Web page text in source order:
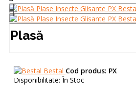
Plasă
Bestal Cod produs: PX
Disponibilitate: În Stoc